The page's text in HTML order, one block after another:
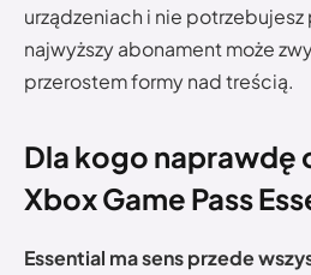
urządzeniach i nie
najwyższy abonament może
przerostem formy nad treścią.
Dla kogo naprawdę
Xbox Game Pass
Essential ma sens przede